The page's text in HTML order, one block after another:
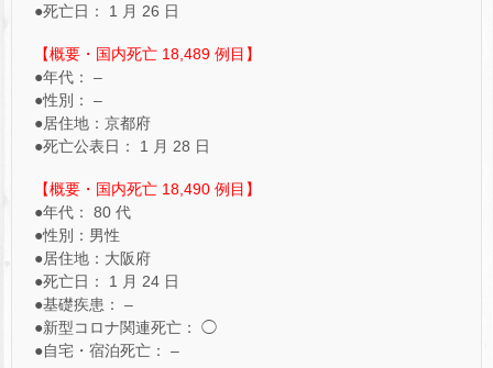
●死亡日： 1 月 26 日
【概要・国内死亡 18,489 例目】
●年代： –
●性別： –
●居住地：京都府
●死亡公表日： 1 月 28 日
【概要・国内死亡 18,490 例目】
●年代： 80 代
●性別：男性
●居住地：大阪府
●死亡日： 1 月 24 日
●基礎疾患： –
●新型コロナ関連死亡： ◯
●自宅・宿泊死亡： –